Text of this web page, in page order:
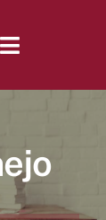
Toggle